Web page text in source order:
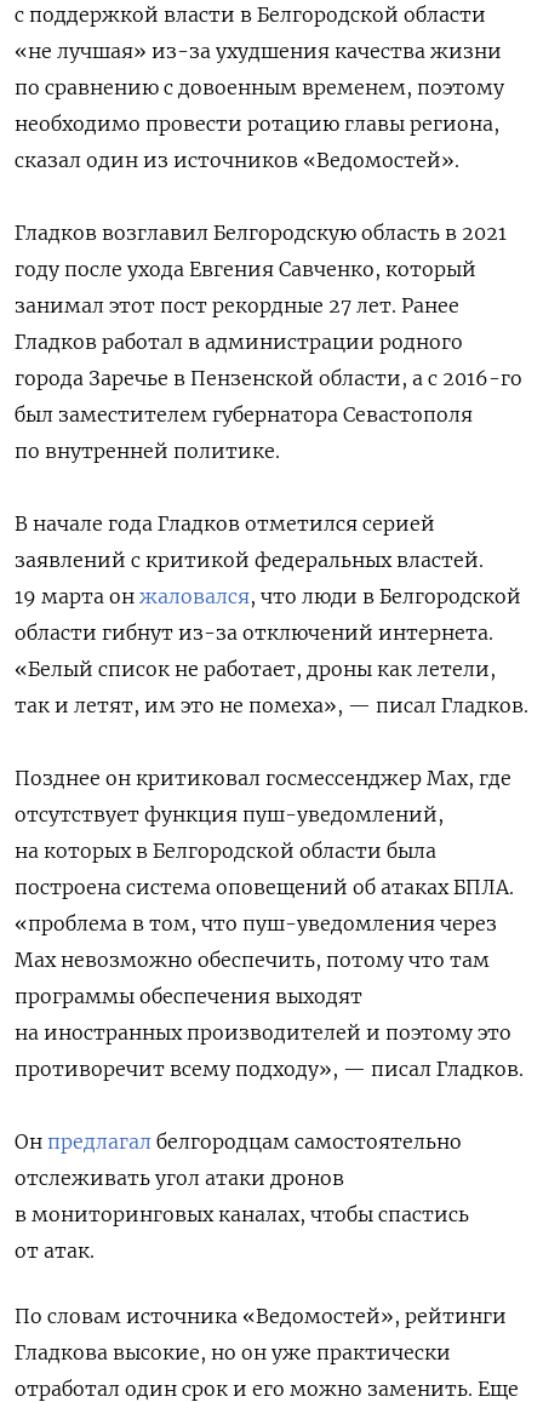
с поддержкой власти в Белгородской области
«не лучшая» из-за ухудшения качества жизни
по сравнению с довоенным временем, поэтому
необходимо провести ротацию главы региона,
сказал один из источников «Ведомостей».
Гладков возглавил Белгородскую область в 2021
году после ухода Евгения Савченко, который
занимал этот пост рекордные 27 лет. Ранее
Гладков работал в администрации родного
города Заречье в Пензенской области, а с 2016-го
был заместителем губернатора Севастополя
по внутренней политике.
В начале года Гладков отметился серией
заявлений с критикой федеральных властей.
19 марта он жаловался, что люди в Белгородской
области гибнут из-за отключений интернета.
«Белый список не работает, дроны как летели,
так и летят, им это не помеха», — писал Гладков.
Позднее он критиковал госмессенджер Мах, где
отсутствует функция пуш-уведомлений,
на которых в Белгородской области была
построена система оповещений об атаках БПЛА.
«проблема в том, что пуш-уведомления через
Max невозможно обеспечить, потому что там
программы обеспечения выходят
на иностранных производителей и поэтому это
противоречит всему подходу», — писал Гладков.
Он предлагал белгородцам самостоятельно
отслеживать угол атаки дронов
в мониторинговых каналах, чтобы спастись
от атак.
По словам источника «Ведомостей», рейтинги
Гладкова высокие, но он уже практически
отработал один срок и его можно заменить. Еще